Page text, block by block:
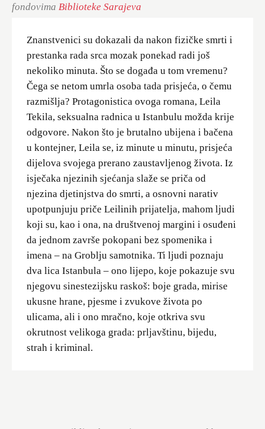
fondovima Biblioteke Sarajeva
Znanstvenici su dokazali da nakon fizičke smrti i
prestanka rada srca mozak ponekad radi još
nekoliko minuta. Što se događa u tom vremenu?
Čega se netom umrla osoba tada prisjeća, o čemu
razmišlja? Protagonistica ovoga romana, Leila
Tekila, seksualna radnica u Istanbulu možda krije
odgovore. Nakon što je brutalno ubijena i bačena
u kontejner, Leila se, iz minute u minutu, prisjeća
dijelova svojega prerano zaustavljenog života. Iz
isječaka njezinih sjećanja slaže se priča od
njezina djetinjstva do smrti, a osnovni narativ
upotpunjuju priče Leilinih prijatelja, mahom ljudi
koji su, kao i ona, na društvenoj margini i osuđeni
da jednom završe pokopani bez spomenika i
imena – na Groblju samotnika. Ti ljudi poznaju
dva lica Istanbula – ono lijepo, koje pokazuje svu
njegovu sinestezijsku raskoš: boje grada, mirise
ukusne hrane, pjesme i zvukove života po
ulicama, ali i ono mračno, koje otkriva svu
okrutnost velikoga grada: prljavštinu, bijedu,
strah i kriminal.